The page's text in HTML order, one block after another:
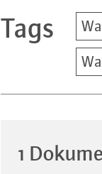
Tags
1